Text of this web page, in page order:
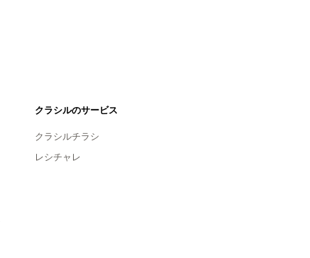
クラシルのサービス
クラシルチラシ
レシチャレ